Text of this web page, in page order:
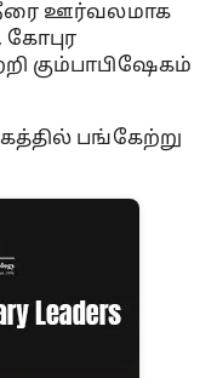
ஊர்வலமாக
கோபுர
கும்பாபிஷேகம்
பங்கேற்று